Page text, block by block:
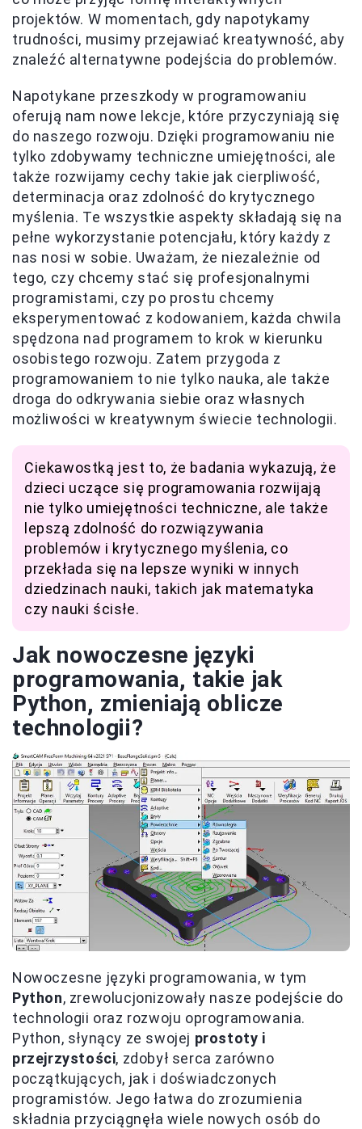
projektów. W momentach, gdy napotykamy
trudności, musimy przejawiać kreatywność, aby
znaleźć alternatywne podejścia do problemów.
Napotykane przeszkody w programowaniu
oferują nam nowe lekcje, które przyczyniają się
do naszego rozwoju. Dzięki programowaniu nie
tylko zdobywamy techniczne umiejętności, ale
także rozwijamy cechy takie jak cierpliwość,
determinacja oraz zdolność do krytycznego
myślenia. Te wszystkie aspekty składają się na
pełne wykorzystanie potencjału, który każdy z
nas nosi w sobie. Uważam, że niezależnie od
tego, czy chcemy stać się profesjonalnymi
programistami, czy po prostu chcemy
eksperymentować z kodowaniem, każda chwila
spędzona nad programem to krok w kierunku
osobistego rozwoju. Zatem przygoda z
programowaniem to nie tylko nauka, ale także
droga do odkrywania siebie oraz własnych
możliwości w kreatywnym świecie technologii.
Ciekawostką jest to, że badania wykazują, że
dzieci uczące się programowania rozwijają
nie tylko umiejętności techniczne, ale także
lepszą zdolność do rozwiązywania
problemów i krytycznego myślenia, co
przekłada się na lepsze wyniki w innych
dziedzinach nauki, takich jak matematyka
czy nauki ścisłe.
Jak nowoczesne języki
programowania, takie jak
Python, zmieniają oblicze
technologii?
Nowoczesne języki programowania, w tym
Python, zrewolucjonizowały nasze podejście do
technologii oraz rozwoju oprogramowania.
Python, słynący ze swojej prostoty i
przejrzystości, zdobył serca zarówno
początkujących, jak i doświadczonych
programistów. Jego łatwa do zrozumienia
składnia przyciągnęła wiele nowych osób do